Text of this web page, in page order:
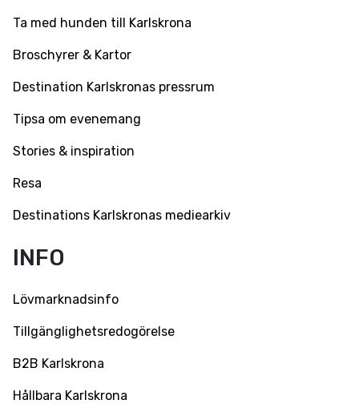
Ta med hunden till Karlskrona
Broschyrer & Kartor
Destination Karlskronas pressrum
Tipsa om evenemang
Stories & inspiration
Resa
Destinations Karlskronas mediearkiv
INFO
Lövmarknadsinfo
Tillgänglighetsredogörelse
B2B Karlskrona
Hållbara Karlskrona